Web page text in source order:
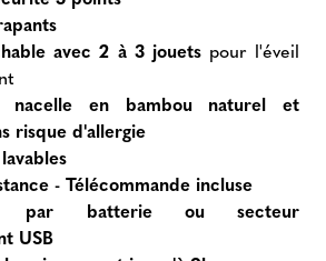
avec 2 à 3 jouetspour l'éveil
en bambou naturel et
risque d'allergie
- Télécommande incluse
par batterie ou secteur
USB